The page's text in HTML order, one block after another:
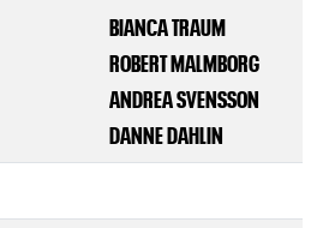
BIANCA TRAUM
ROBERT MALMBORG
ANDREA SVENSSON
DANNE DAHLIN